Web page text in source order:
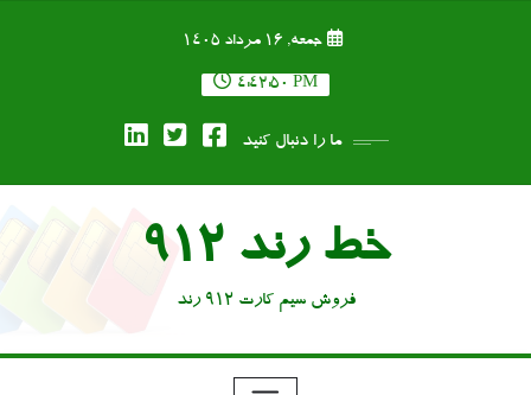
جمعه, ۱۶ مرداد ۱۴۰۵
4:42:51 PM
ما را دنبال کنید
خط رند 912
فروش سیم کارت 912 رند